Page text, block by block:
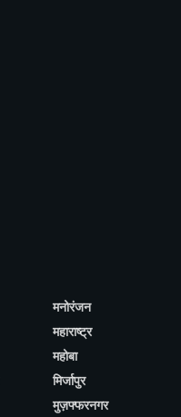
मनोरंजन
महाराष्ट्र
महोबा
मिर्जापुर
मुज़फ्फरनगर